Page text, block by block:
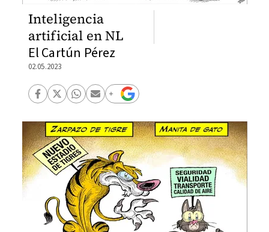
Inteligencia
artificial en NL
El Cartún Pérez
02.05.2023